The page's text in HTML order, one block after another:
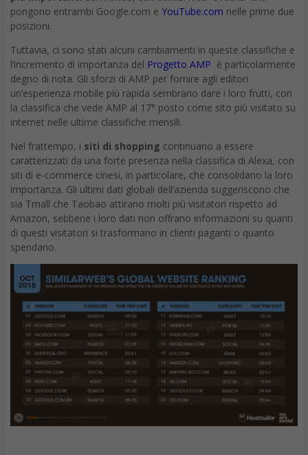
pongono entrambi Google.com e YouTube.com nelle prime due
posizioni.
Tuttavia, ci sono stati alcuni cambiamenti in queste classifiche e
l’incremento di importanza del Progetto AMP è particolarmente
degno di nota. Gli sforzi di AMP per fornire agli editori
un’esperienza mobile più rapida sembrano dare i loro frutti, con
la classifica che vede AMP al 17° posto come sito più visitato su
internet nelle ultime classifiche mensili.
Nel frattempo, i siti di shopping continuano a essere
caratterizzati da una forte presenza nella classifica di Alexa, con
siti di e-commerce cinesi, in particolare, che consolidano la loro
importanza. Gli ultimi dati globali dell’azienda suggeriscono che
sia Tmall che Taobao attirano molti più visitatori rispetto ad
Amazon, sebbene i loro dati non offrano informazioni su quanti
di questi visitatori si trasformano in clienti paganti o quanto
spendano.